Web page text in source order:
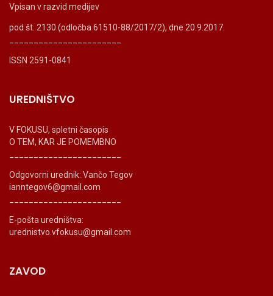
Vpisan v razvid medijev
pod št. 2130 (odločba 61510-88/2017/2), dne 20.9.2017.
ISSN 2591-0841
UREDNIŠTVO
V FOKUSU, spletni časopis
O TEM, KAR JE POMEMBNO
Odgovorni urednik: Vančo Tegov
ianntegov6@gmail.com
E-pošta uredništva:
urednistvo.vfokusu@gmail.com
ZAVOD